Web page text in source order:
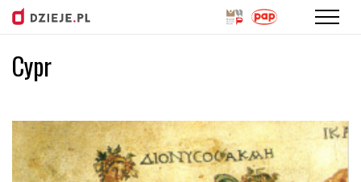
Cypr